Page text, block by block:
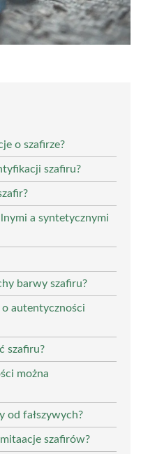
o szafirze?
szafiru?
a syntetycznymi
barwy szafiru?
o autentyczności
szafiru?
można
od fałszywych?
szafirów?